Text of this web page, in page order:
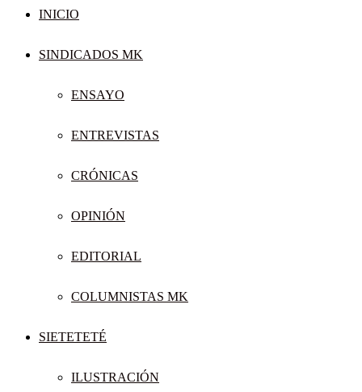
INICIO
SINDICADOS MK
ENSAYO
ENTREVISTAS
CRÓNICAS
OPINIÓN
EDITORIAL
COLUMNISTAS MK
SIETETETÉ
ILUSTRACIÓN